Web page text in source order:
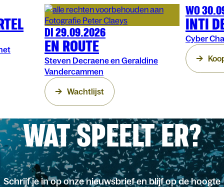
WOORDMATINÉE DORÉE
DI 29.09.2026
EN ROUTE
Steven Decraene en Geraldine
Vandercammen
Wachtlijst
THEATER
WO
INTI
Cyber
WAT SPEELT ER?
Schrijf je in op onze nieuwsbrief en blijf op de hoogte